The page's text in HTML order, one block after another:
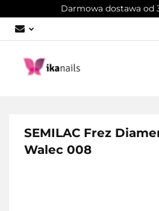
Darmowa dostawa od
SEMILAC Frez
Walec 008